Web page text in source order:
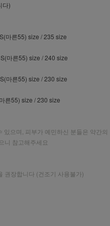
다)
마른55) size / 235 size
마른55) size / 240 size
마른55) size / 230 size
른55) size / 230 size
있으며, 피부가 예민하신 분들은 약간의
니 참고해주세요
권장합니다 (건조기 사용불가)